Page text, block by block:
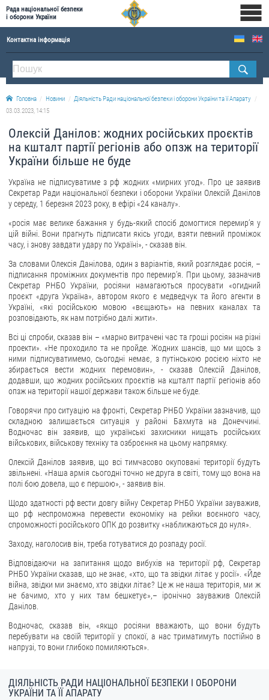
Рада національної безпеки
і оборони України
Контактна інформація
ПРО РНБОУ
Склад Ради національної безпеки і оборони України
Апарат Ради національної безпеки і оборони України
Історична довідка про діяльність Ради національної безпеки і оборони України
ОФІЦІЙНІ ДОКУМЕНТИ
ПРЕСЦЕНТР
Drone Deals
Фотогалерея
Відеогалерея
ЗВЕРНЕННЯ ГРОМАДЯН
Звернення громадян
ДОСТУП ДО ПУБЛІЧНОЇ ІНФОРМАЦІЇ
Організація доступу до публічної інформації
Запит на отримання публічної інформації
Облік публічної інформації
Питання запобігання корупції
Внутрішній аудит
ДЕРЖАВНИЙ РЕЄСТР САНКЦІЙ
Головна Новини
Діяльність Ради національної безпеки і оборони України та її Апарату
03.03.2023, 14:15
Олексій Данілов: жодних російських проєктів
на кшталт партії регіонів або опзж на території
України більше не буде
Україна не підписуватиме з рф жодних «мирних угод». Про це заявив
Секретар Ради національної безпеки і оборони України Олексій Данілов
у середу, 1 березня 2023 року, в ефірі «24 каналу».
«росія має велике бажання у будь-який спосіб домогтися перемир’я у
цій війні. Вони прагнуть підписати якісь угоди, взяти певний проміжок
часу, і знову завдати удару по Україні», - сказав він.
За словами Олексія Данілова, один з варіантів, який розглядає росія, –
підписання проміжних документів про перемир’я. При цьому, зазначив
Секретар РНБО України, росіяни намагаються просувати «огидний
проєкт «друга Україна», автором якого є медведчук та його агенти в
Україні, «які російською мовою «вєщають» на певних каналах та
розповідають, як нам потрібно далі жити».
Всі ці спроби, сказав він – «марно витрачені час та гроші росіян на різні
проекти». «Не проходило та не пройде. Жодних шансів, що ми щось з
ними підписуватимемо, сьогодні немає, з путінською росією ніхто не
збирається вести жодних перемовин», - сказав Олексій Данілов,
додавши, що жодних російських проєктів на кшталт партії регіонів або
опзж на території нашої держави також більше не буде.
Говорячи про ситуацію на фронті, Секретар РНБО України зазначив, що
складною залишається ситуація у районі Бахмута на Донеччині.
Водночас він заявив, що українські захисники нищать російських
військових, військову техніку та озброєння на цьому напрямку.
Олексій Данілов заявив, що всі тимчасово окуповані території будуть
звільнені. «Наша армія сьогодні точно не друга в світі, тому що вона на
полі бою довела, що є першою», - заявив він.
Щодо здатності рф вести довгу війну Секретар РНБО України зауважив,
що рф неспроможна перевести економіку на рейки воєнного часу,
спроможності російського ОПК до розвитку «наближаються до нуля».
Заходу, наголосив він, треба готуватися до розпаду росії.
Відповідаючи на запитання щодо вибухів на території рф, Секретар
РНБО України сказав, що не знає, «хто, що та звідки літає у росії». «Йде
війна, звідки ми знаємо, хто звідки літає? Це ж не наша територія, ми ж
не бачимо, хто у них там бешкетує»,– іронічно зауважив Олексій
Данілов.
Водночас, сказав він, «якщо росіяни вважають, що вони будуть
перебувати на своїй території у спокої, а нас триматимуть постійно в
напрузі, то вони глибоко помиляються».
ДІЯЛЬНІСТЬ РАДИ НАЦІОНАЛЬНОЇ БЕЗПЕКИ І ОБОРОНИ
УКРАЇНИ ТА ЇЇ АПАРАТУ